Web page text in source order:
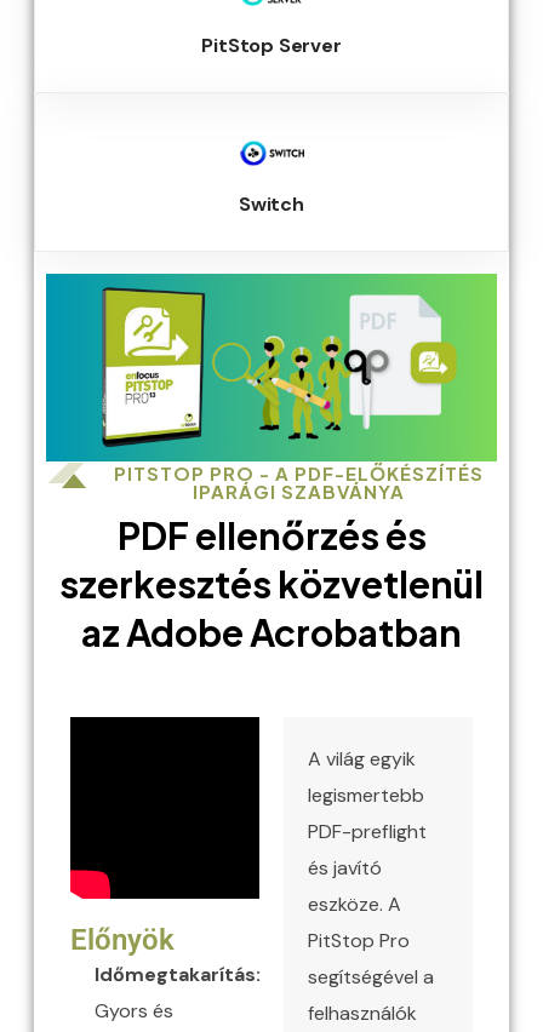
PitStop Server
Switch
PITSTOP PRO - A PDF-ELŐKÉSZÍTÉS
IPARÁGI SZABVÁNYA
PDF ellenőrzés és
szerkesztés közvetlenül
az Adobe Acrobatban
Előnyök
Időmegtakarítás:
Gyors és
A világ egyik
legismertebb
PDF-preflight
és javító
eszköze. A
PitStop Pro
segítségével a
felhasználók